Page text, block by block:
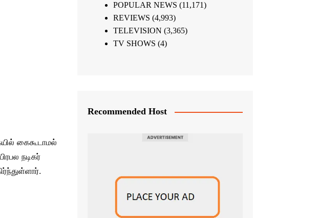
கைகூடாமல்
நடிகர்
POPULAR NEWS (11,171)
REVIEWS (4,993)
TELEVISION (3,365)
TV SHOWS (4)
Recommended Host